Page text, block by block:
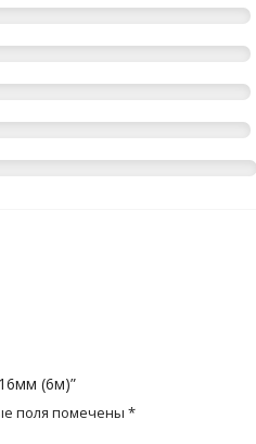
(6м)”
поля помечены *